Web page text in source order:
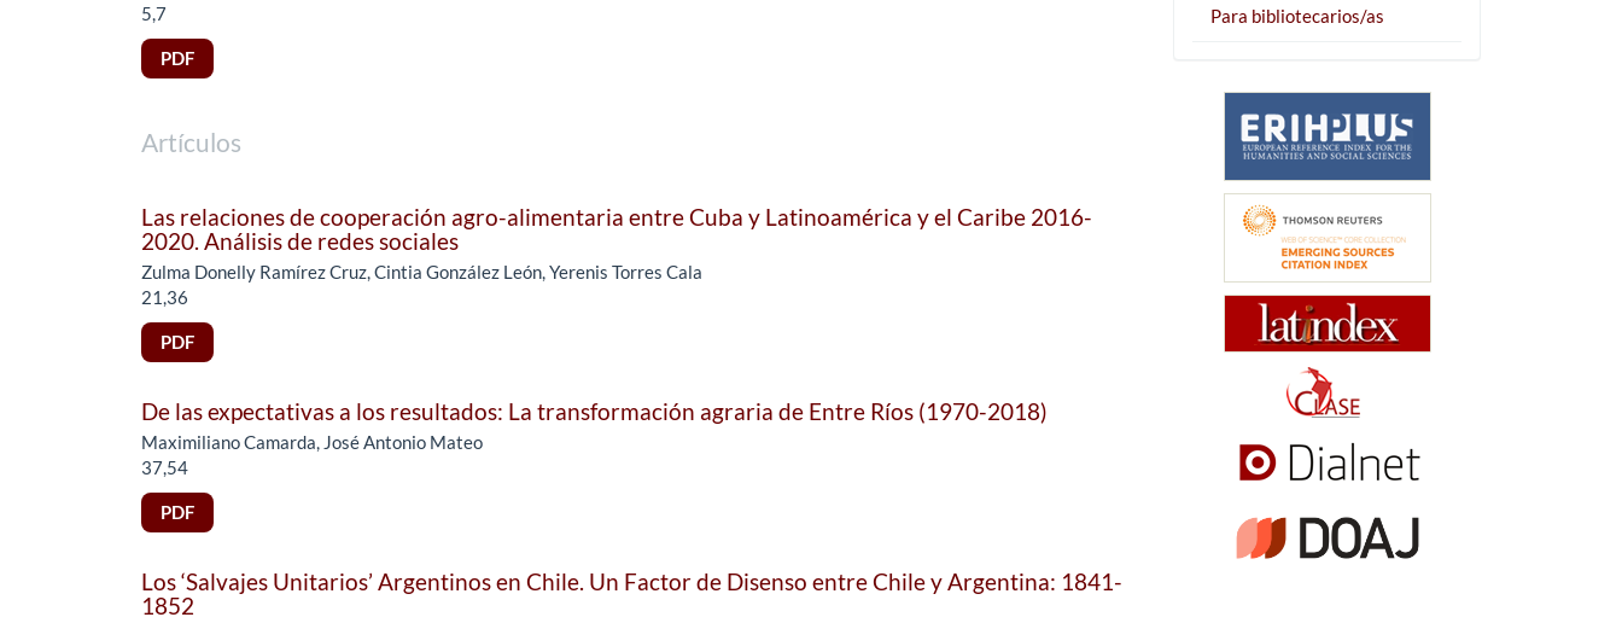
5,7
PDF
Artículos
Las relaciones de cooperación agro-alimentaria entre Cuba y Latinoamérica y el Caribe 2016-
2020. Análisis de redes sociales
Zulma Donelly Ramírez Cruz, Cintia González León, Yerenis Torres Cala
21,36
PDF
De las expectativas a los resultados: La transformación agraria de Entre Ríos (1970-2018)
Maximiliano Camarda, José Antonio Mateo
37,54
PDF
Los ‘Salvajes Unitarios’ Argentinos en Chile. Un Factor de Disenso entre Chile y Argentina: 1841-
1852
Para bibliotecarios/as